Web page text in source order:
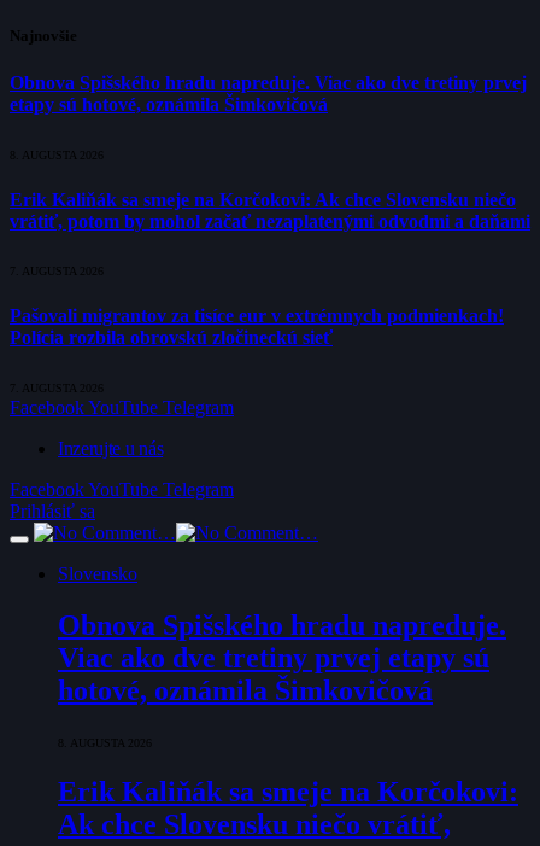
Najnovšie
Obnova Spišského hradu napreduje. Viac ako dve tretiny prvej
etapy sú hotové, oznámila Šimkovičová
8. AUGUSTA 2026
Erik Kaliňák sa smeje na Korčokovi: Ak chce Slovensku niečo
vrátiť, potom by mohol začať nezaplatenými odvodmi a daňami
7. AUGUSTA 2026
Pašovali migrantov za tisíce eur v extrémnych podmienkach!
Polícia rozbila obrovskú zločineckú sieť
7. AUGUSTA 2026
FacebookYouTube Telegram
Inzerujte u nás
FacebookYouTube Telegram
Prihlásiť sa
Slovensko
Obnova Spišského hradu napreduje.
Viac ako dve tretiny prvej etapy sú
hotové, oznámila Šimkovičová
8. AUGUSTA 2026
Erik Kaliňák sa smeje na Korčokovi:
Ak chce Slovensku niečo vrátiť,